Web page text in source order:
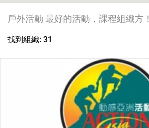
戶外活動 最好的活動，課程組織方！
找到組織: 31